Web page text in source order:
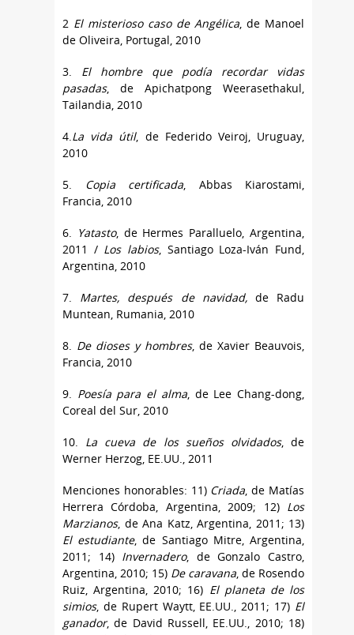
2 El misterioso caso de Angélica , de Manoel
de Oliveira, Portugal, 2010
3. El hombre que podía recordar vidas
pasadas, de Apichatpong Weerasethakul,
Tailandia, 2010
4. La vida útil, de Federido Veiroj, Uruguay,
2010
5. Copia certificada , Abbas Kiarostami,
Francia, 2010
6. Yatasto, de Hermes Paralluelo, Argentina,
2011 / Los labios, Santiago Loza-Iván Fund,
Argentina, 2010
7. Martes, después de navidad,de Radu
Muntean, Rumania, 2010
8. De dioses y hombres, de Xavier Beauvois,
Francia, 2010
9. Poesía para el alma, de Lee Chang-dong,
Coreal del Sur, 2010
10. La cueva de los sueños olvidados, de
Werner Herzog, EE.UU., 2011
Menciones honorables: 11) Criada , de Matías
Herrera Córdoba, Argentina, 2009; 12) Los
Marzianos, de Ana Katz, Argentina, 2011; 13)
El estudiante, de Santiago Mitre, Argentina,
2011; 14) Invernadero, de Gonzalo Castro,
Argentina, 2010; 15) De caravana , de Rosendo
Ruiz, Argentina, 2010; 16) El planeta de los
simios, de Rupert Waytt, EE.UU., 2011; 17) El
ganador, de David Russell, EE.UU., 2010; 18)